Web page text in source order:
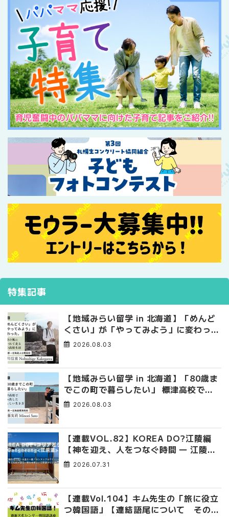
特集記事
【地域みらい留学 in 北海道】「めんど
くさい」が「やってみよう」に変わっ
た。 十勝の風に吹かれて走る、僕の泥
2026.08.03
【地域みらい留学 in 北海道】「80歳ま
でこの町で暮らしたい」 標津高校で踏
み出した、私らしい生き方
2026.08.03
【連載VOL.82】KOREA DO?江陵編
【神を迎え、人をつなぐ時間 ― 江陵端
午祭 】
2026.07.31
【連載Vol.104】キム先生の「旅に役立
つ韓国語」【連結語尾について その